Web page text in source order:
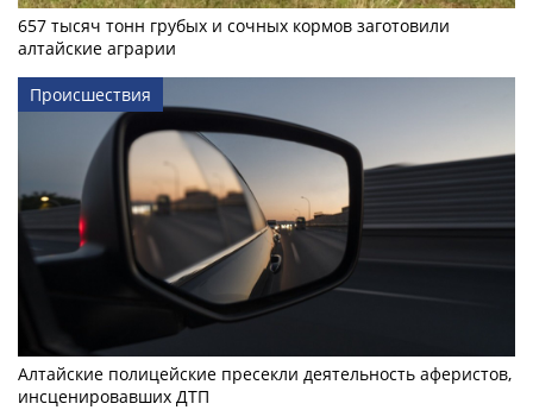
657 тысяч тонн грубых и сочных кормов заготовили
алтайские аграрии
Происшествия
Алтайские полицейские пресекли деятельность аферистов,
инсценировавших ДТП